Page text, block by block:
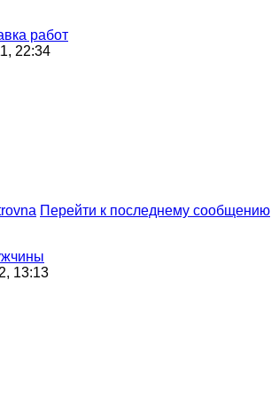
работ
22:34
Перейти к последнему сообщению
13:13